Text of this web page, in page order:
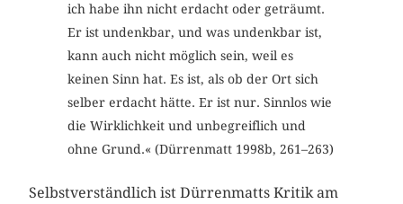
ich habe ihn nicht erdacht oder geträumt.
Er ist undenkbar, und was undenkbar ist,
kann auch nicht möglich sein, weil es
keinen Sinn hat. Es ist, als ob der Ort sich
selber erdacht hätte. Er ist nur. Sinnlos wie
die Wirklichkeit und unbegreiflich und
ohne Grund.« (Dürrenmatt 1998b, 261–263)
Selbstverständlich ist Dürrenmatts Kritik am